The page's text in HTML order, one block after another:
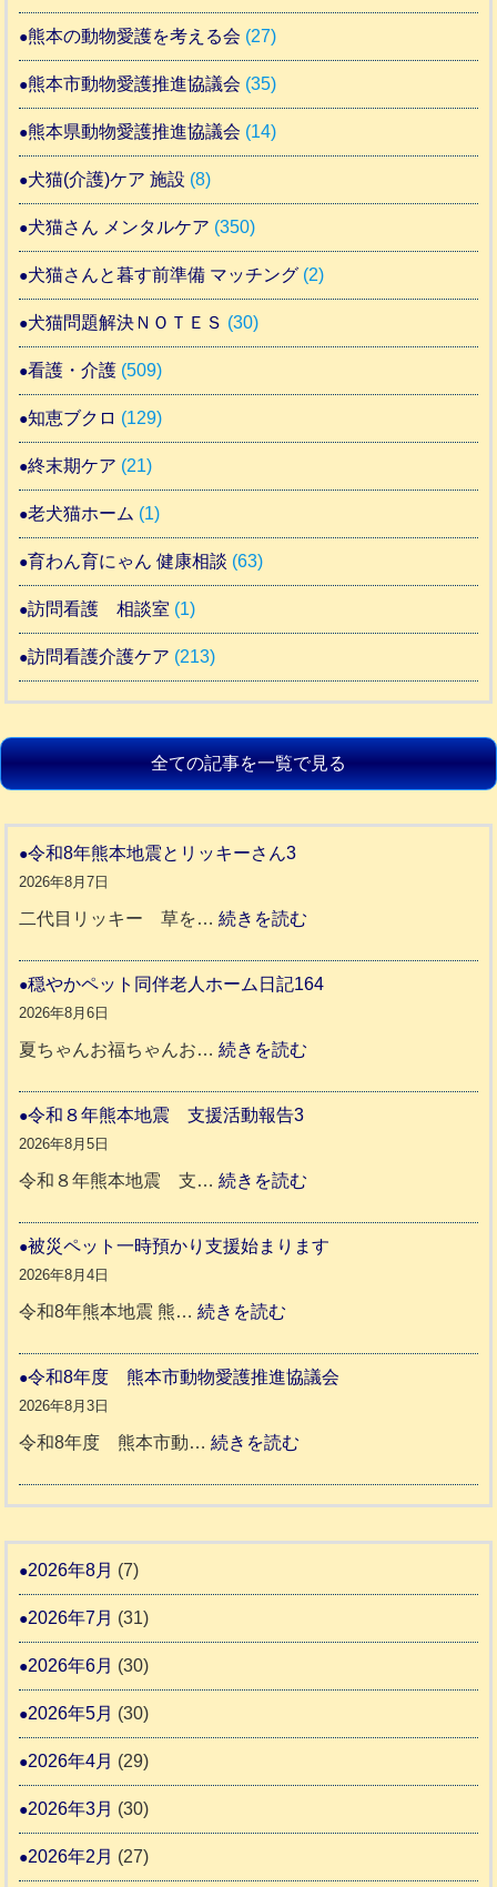
熊本の動物愛護を考える会 (27)
熊本市動物愛護推進協議会 (35)
熊本県動物愛護推進協議会 (14)
犬猫(介護)ケア 施設 (8)
犬猫さん メンタルケア (350)
犬猫さんと暮す前準備 マッチング (2)
犬猫問題解決ＮＯＴＥＳ (30)
看護・介護 (509)
知恵ブクロ (129)
終末期ケア (21)
老犬猫ホーム (1)
育わん育にゃん 健康相談 (63)
訪問看護 相談室 (1)
訪問看護介護ケア (213)
全ての記事を一覧で見る
令和8年熊本地震とリッキーさん3
2026年8月7日
二代目リッキー 草を…続きを読む
和
リ
ッ
さ
ん
穏やかペット同伴老人ホーム日記164
2026年8月6日
夏ちゃんお福ちゃんお…続きを読む
ト
人
ホ
日
1
令和８年熊本地震 支援活動報告3
2026年8月5日
令和８年熊本地震 支…続きを読む
和
本
支
告
被災ペット一時預かり支援始まります
2026年8月4日
令和8年熊本地震 熊…続きを読む
災
ッ
か
す
令和8年度 熊本市動物愛護推進協議会
2026年8月3日
令和8年度 熊本市動…続きを読む
和
度
本
物
推
2026年8月 (7)
2026年7月 (31)
2026年6月 (30)
2026年5月 (30)
2026年4月 (29)
2026年3月 (30)
2026年2月 (27)